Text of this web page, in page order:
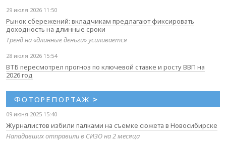
29 июля 2026 11:50
Рынок сбережений: вкладчикам предлагают фиксировать
доходность на длинные сроки
Тренд на «длинные деньги» усиливается
28 июля 2026 15:54
ВТБ пересмотрел прогноз по ключевой ставке и росту ВВП на
2026 год
ФОТОРЕПОРТАЖ >
09 июня 2025 15:40
Журналистов избили палками на съемке сюжета в Новосибирске
Нападавших отправили в СИЗО на 2 месяца